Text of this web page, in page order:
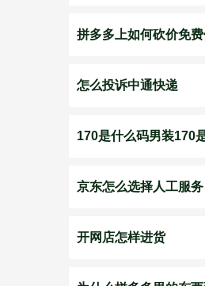
拼多多上如何砍价免
怎么投诉中通快递
170是什么码男装170
京东怎么选择人工服
开网店怎样进货